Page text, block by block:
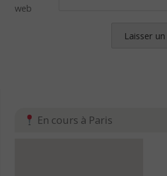
web
En cours à Paris